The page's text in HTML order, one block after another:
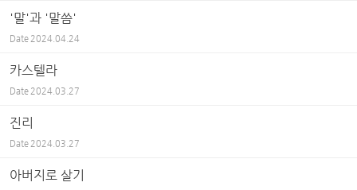
'말'과 '말씀'
Date 2024.04.24
카스텔라
Date 2024.03.27
진리
Date 2024.03.27
아버지로 살기